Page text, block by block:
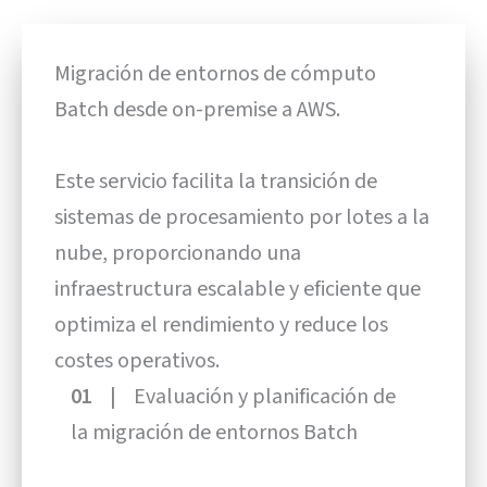
Migración de entornos de cómputo
Batch desde on-premise a AWS.
Este servicio facilita la transición de
sistemas de procesamiento por lotes a la
nube, proporcionando una
infraestructura escalable y eficiente que
optimiza el rendimiento y reduce los
costes operativos.
01 |
Evaluación y planificación de
la migración de entornos Batch